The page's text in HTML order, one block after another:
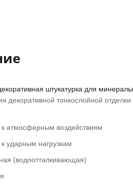
штукатурка для
декоративной тонкослойной
к атмосферным воздействиям
к ударным нагрузкам
(водоотталкивающая)